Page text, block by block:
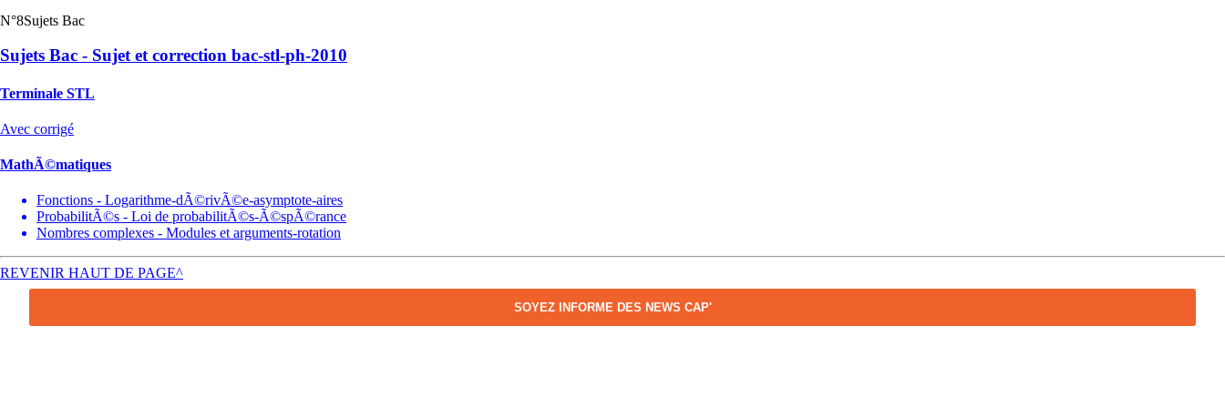
N°8Sujets Bac
Sujets Bac - Sujet et correction bac-stl-ph-2010
Terminale STL
Avec corrigé
MathÃ©matiques
Fonctions - Logarithme-dÃ©rivÃ©e-asymptote-aires
ProbabilitÃ©s - Loi de probabilitÃ©s-Ã©spÃ©rance
Nombres complexes - Modules et arguments-rotation
REVENIR HAUT DE PAGE^
SOYEZ INFORME DES NEWS CAP'